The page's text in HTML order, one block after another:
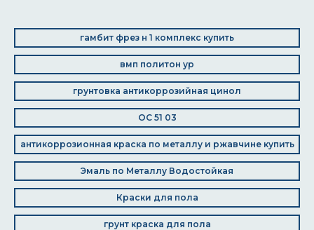
гамбит фрез н 1 комплекс купить
вмп политон ур
грунтовка антикоррозийная цинол
ОС 51 03
антикоррозионная краска по металлу и ржавчине купить
Эмаль по Металлу Водостойкая
Краски для пола
грунт краска для пола